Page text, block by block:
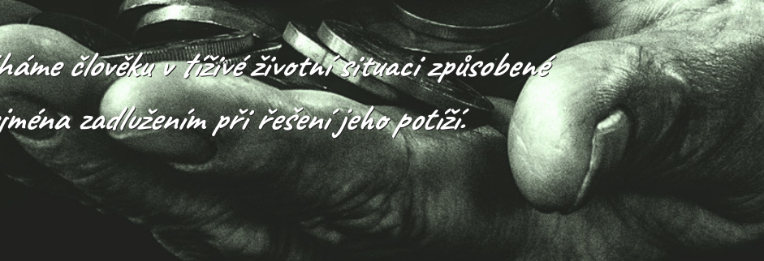
člověku v tíživé životní situaci způsobené
zadlužením při řešení jeho potíží.